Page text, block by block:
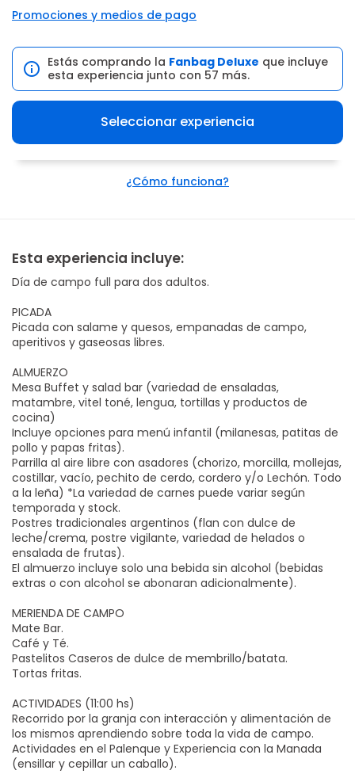
Promociones y medios de pago
Estás comprando la Fanbag Deluxe que incluye
esta experiencia junto con 57 más.
Seleccionar experiencia
¿Cómo funciona?
Esta experiencia incluye:
Día de campo full para dos adultos.
PICADA
Picada con salame y quesos, empanadas de campo,
aperitivos y gaseosas libres.
ALMUERZO
Mesa Buffet y salad bar (variedad de ensaladas,
matambre, vitel toné, lengua, tortillas y productos de
cocina)
Incluye opciones para menú infantil (milanesas, patitas de
pollo y papas fritas).
Parrilla al aire libre con asadores (chorizo, morcilla, mollejas,
costillar, vacío, pechito de cerdo, cordero y/o Lechón. Todo
a la leña) *La variedad de carnes puede variar según
temporada y stock.
Postres tradicionales argentinos (flan con dulce de
leche/crema, postre vigilante, variedad de helados o
ensalada de frutas).
El almuerzo incluye solo una bebida sin alcohol (bebidas
extras o con alcohol se abonaran adicionalmente).
MERIENDA DE CAMPO
Mate Bar.
Café y Té.
Pastelitos Caseros de dulce de membrillo/batata.
Tortas fritas.
ACTIVIDADES (11:00 hs)
Recorrido por la granja con interacción y alimentación de
los mismos aprendiendo sobre toda la vida de campo.
Actividades en el Palenque y Experiencia con la Manada
(ensillar y cepillar un caballo).